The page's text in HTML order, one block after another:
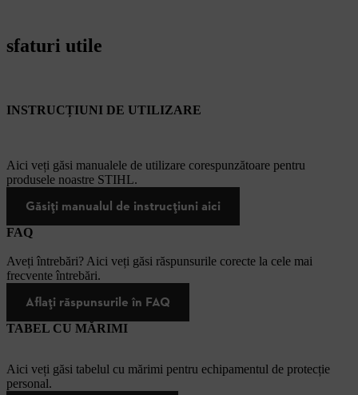
sfaturi utile
INSTRUCȚIUNI DE UTILIZARE
Aici veți găsi manualele de utilizare corespunzătoare pentru
produsele noastre STIHL.
Găsiți manualul de instrucțiuni aici
FAQ
Aveți întrebări? Aici veți găsi răspunsurile corecte la cele mai
frecvente întrebări.
Aflați răspunsurile în FAQ
TABEL CU MĂRIMI
Aici veți găsi tabelul cu mărimi pentru echipamentul de protecție
personal.